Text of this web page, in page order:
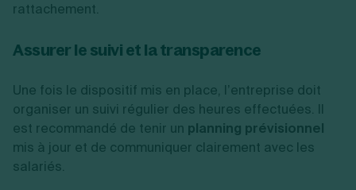
rattachement.
Assurer le suivi et la transparence
Une fois le dispositif mis en place, l’entreprise doit
organiser un suivi régulier des heures effectuées. Il
est recommandé de tenir un planning prévisionnel
mis à jour et de communiquer clairement avec les
salariés.